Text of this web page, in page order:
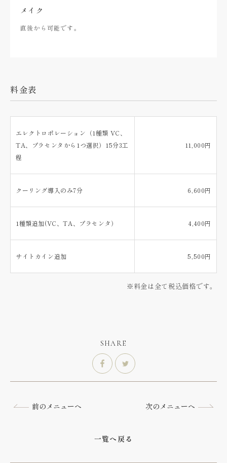
メイク
直後から可能です。
料金表
エレクトロポレーション（1種類 VC、
TA、プラセンタから1つ選択）15分3工
程
11,000円
クーリング導入のみ7分 6,600円
1種類追加(VC、TA、プラセンタ） 4,400円
サイトカイン追加 5,500円
※料金は全て税込価格です。
SHARE
シェア
前のメニューへ 次のメニューへ
一覧へ戻る